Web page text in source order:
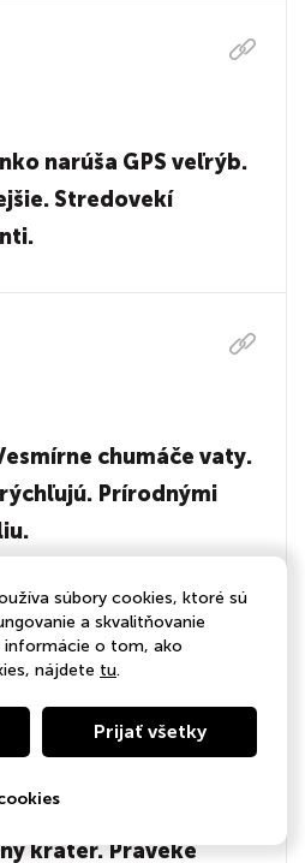
narúša GPS veľrýb.
Stredovekí
chumáče vaty.
Prírodnými
násiliu.
peklo
kráter. Praveké
súbory cookies, ktoré sú
a skvalitňovanie
informácie o tom, ako
nájdete tu.
Prijať všetky